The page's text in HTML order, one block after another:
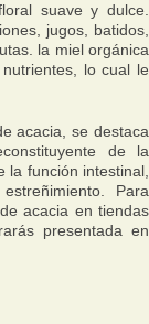
suave y dulce.
jugos, batidos,
la miel orgánica
lo cual le
acacia, se destaca
de la
la función intestinal,
Para
acacia en tiendas
presentada en